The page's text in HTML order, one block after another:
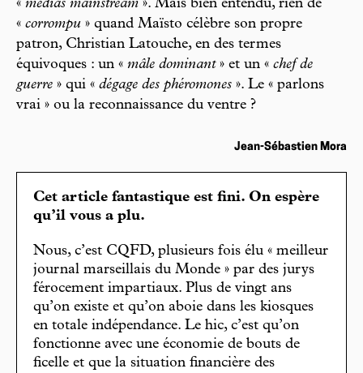
« médias mainstream ». Mais bien entendu, rien de
« corrompu » quand Maïsto célèbre son propre
patron, Christian Latouche, en des termes
équivoques : un « mâle dominant» et un « chef de
guerre » qui « dégage des phéromones ». Le « parlons
vrai » ou la reconnaissance du ventre ?
Jean-Sébastien Mora
Cet article fantastique est fini. On espère
qu’il vous a plu.
Nous, c’est CQFD, plusieurs fois élu « meilleur
journal marseillais du Monde » par des jurys
férocement impartiaux. Plus de vingt ans
qu’on existe et qu’on aboie dans les kiosques
en totale indépendance. Le hic, c’est qu’on
fonctionne avec une économie de bouts de
ficelle et que la situation financière des